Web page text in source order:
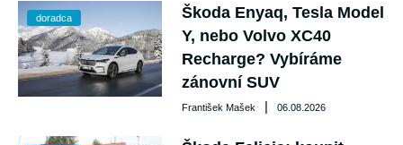
doradca
Škoda Enyaq, Tesla Model
Y, nebo Volvo XC40
Recharge? Vybíráme
zánovní SUV
František Mašek | 06.08.2026